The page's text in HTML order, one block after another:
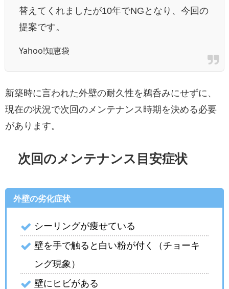
替えてくれましたが10年でNGとなり、今回の
提案です。
Yahoo!知恵袋
新築時に言われた外壁の耐久性を鵜呑みにせずに、
現在の状況で次回のメンテナンス時期を決める必要
があります。
次回のメンテナンス目安症状
外壁の劣化症状
シーリングが痩せている
壁を手で触ると白い粉が付く（チョーキ
ング現象）
壁にヒビがある